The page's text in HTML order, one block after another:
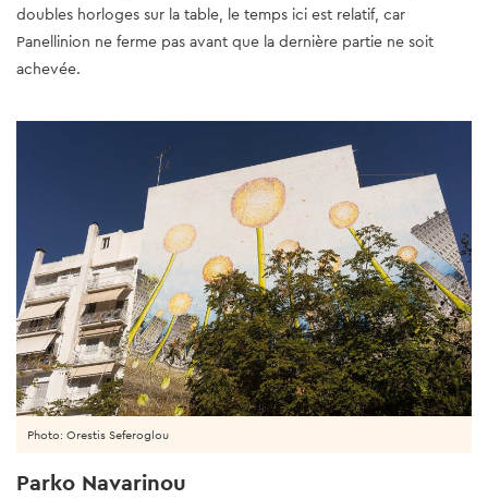
doubles horloges sur la table, le temps ici est relatif, car
Panellinion ne ferme pas avant que la dernière partie ne soit
achevée.
Photo: Orestis Seferoglou
Parko Navarinou